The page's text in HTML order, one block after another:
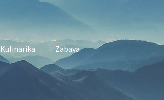
Kulinarika Zabava